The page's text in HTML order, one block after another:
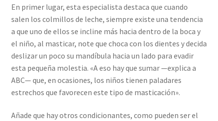
En primer lugar, esta especialista destaca que cuando
salen los colmillos de leche, siempre existe una tendencia
a que uno de ellos se incline más hacia dentro de la boca y
el niño, al masticar, note que choca con los dientes y decida
deslizar un poco su mandíbula hacia un lado para evadir
esta pequeña molestia. «A eso hay que sumar —explica a
ABC— que, en ocasiones, los niños tienen paladares
estrechos que favorecen este tipo de masticación».
Añade que hay otros condicionantes, como pueden ser el